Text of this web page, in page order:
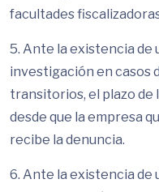
facultades
5. Ante la existencia de
investigación en casos
transitorios, el plazo
desde que la empresa
recibe la denuncia.
6. Ante la existencia de